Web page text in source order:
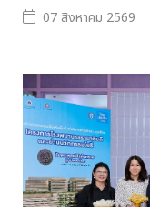
07 สิงหาคม 2569